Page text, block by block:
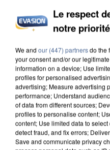
L’UN DES
MAFIA INTERPELLÉ
Le respect
notre priorité
We and our (447) partnersdo the
your consent and/or our
information on a device; Use
profiles for personalised
advertising; Measure advertising
performance; Understand
of data from different sources;
profiles to personalise content;
content; Use limited data to
detect fraud, and fix errors;
Save and communicate privacy